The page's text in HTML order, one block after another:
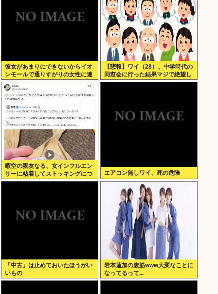
彼女があまりにできないからイオ
ンモールで通りすがりの女性に連
絡先書いた紙渡すよ
【悲報】ワイ（28）、中学時代の
同窓会に行った結果マジで絶望し
てしまう・・・・・・理由がこち
暇空の親友なる、女インフルエン
サーに粘着してストッキングにつ
いて語りだし嫌儲卿として格を見
エアコン無しワイ、死の危険
「中古」は止めておいたほうがい
いもの
岩本蓮加の腹筋www大変なことに
なってるって...